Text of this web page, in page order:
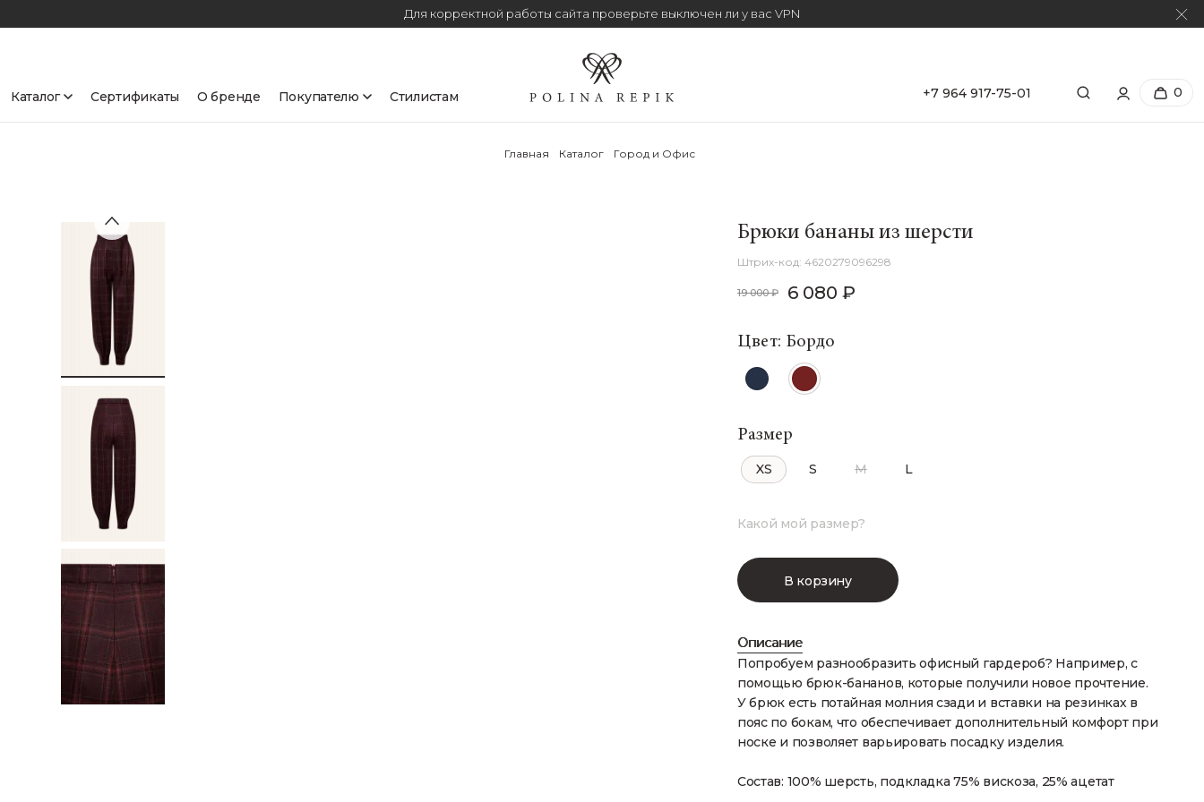
Для корректной работы сайта проверьте выключен ли у вас VPN
Каталог Сертификаты О бренде Покупателю Стилистам +7 964 917-75-01 0
Главная Каталог Город и Офис
Брюки бананы из шерсти
4620279096298
19 000 ₽ 6 080 ₽
Цвет: Бордо
Размер
XS S M L
Какой мой размер?
В корзину
Описание
Попробуем разнообразить офисный гардероб? Например, с
помощью брюк-бананов, которые получили новое прочтение.
У брюк есть потайная молния сзади и вставки на резинках в
пояс по бокам, что обеспечивает дополнительный комфорт при
носке и позволяет варьировать посадку изделия.
Состав: 100% шерсть, подкладка 75% вискоза, 25% ацетат